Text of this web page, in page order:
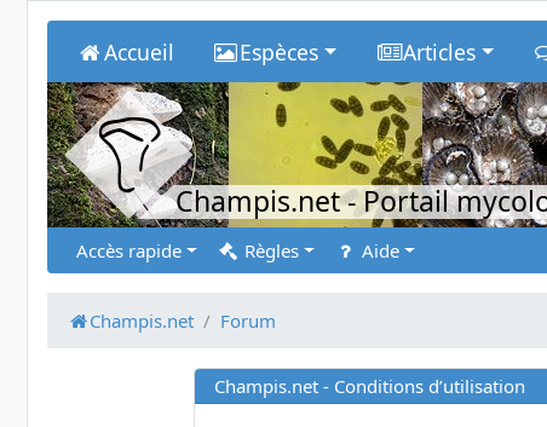
Accueil Espèces Articles
Champis.net- Portail
Accès rapide Règles Aide
Champis.net Forum
Champis.net - Conditions d’utilisation